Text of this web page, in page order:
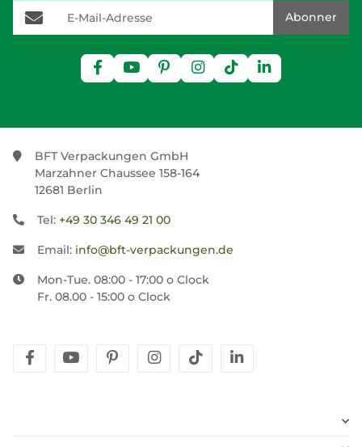
E-Mail-Adresse
Abonner
BFT Verpackungen GmbH
Marzahner Chaussee 158-164
12681 Berlin
Tel: +49 30 346 49 21 00
Email: info@bft-verpackungen.de
Mon-Tue. 08:00 - 17:00 o Clock
Fr. 08.00 - 15:00 o Clock
facebookyoutubepinterestinstagram
tiktok